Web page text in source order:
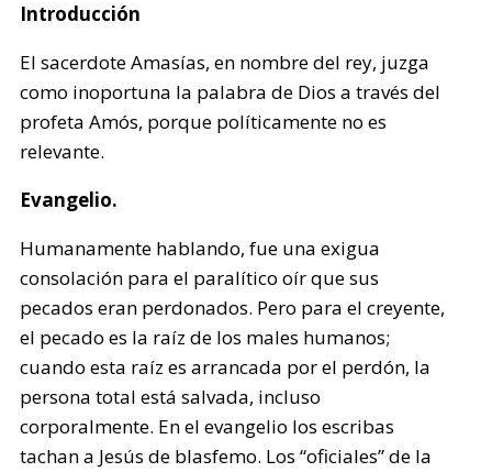
Introducción
El sacerdote Amasías, en nombre del rey, juzga
como inoportuna la palabra de Dios a través del
profeta Amós, porque políticamente no es
relevante.
Evangelio.
Humanamente hablando, fue una exigua
consolación para el paralítico oír que sus
pecados eran perdonados. Pero para el creyente,
el pecado es la raíz de los males humanos;
cuando esta raíz es arrancada por el perdón, la
persona total está salvada, incluso
corporalmente. En el evangelio los escribas
tachan a Jesús de blasfemo. Los “oficiales” de la